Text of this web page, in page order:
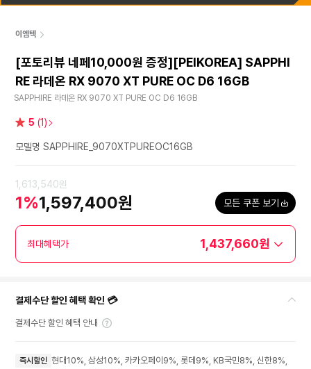
이엠텍
[포토리뷰 네페10,000원 증정][PEIKOREA] SAPPHI
RE 라데온 RX 9070 XT PURE OC D6 16GB
SAPPHIRE 라데온 RX 9070 XT PURE OC D6 16GB
별 5 (1)
모델명 SAPPHIRE_9070XTPUREOC16GB
1,613,540원
1%1,597,400원 모든 쿠폰 보기
최대혜택가 1,437,660원
결제수단 할인 혜택 확인 💳
결제수단 할인 혜택 안내
즉시할인 현대10%, 삼성10%, 카카오페이9%, 롯데9%, KB국민8%, 신한8%,